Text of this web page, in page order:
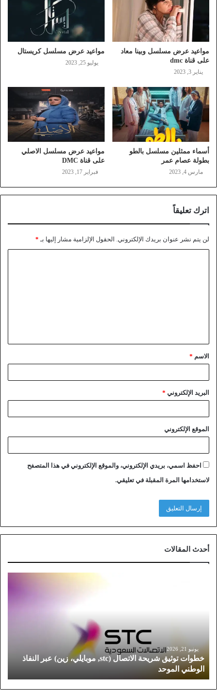
مواعيد عرض مسلسل وبينا معاد
على قناة dmc
يناير 3, 2023
مواعيد عرض مسلسل كريستال
يوليو 25, 2023
أسماء ممثلين مسلسل بالطو
بطولة عصام عمر
مارس 4, 2023
مواعيد عرض مسلسل الاصلي
على قناة DMC
فبراير 17, 2023
اترك تعليقاً
لن يتم نشر عنوان بريدك الإلكتروني. الحقول الإلزامية مشار إليها بـ *
الاسم *
البريد الإلكتروني *
الموقع الإلكتروني
احفظ اسمي، بريدي الإلكتروني، والموقع الإلكتروني في هذا المتصفح
لاستخدامها المرة المقبلة في تعليقي.
أحدث المقالات
ث
ش
ر
يونيو 21, 2026
خطوات توثيق شريحة الاتصال (stc, موبايلي، زين) عبر النفاذ
الوطني الموحد